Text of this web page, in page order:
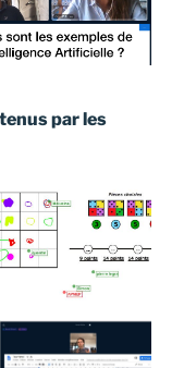
par les